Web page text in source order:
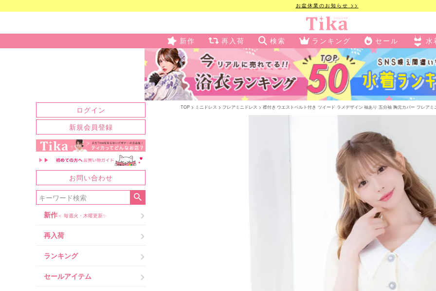
お盆休業のお知らせ >>
新作 再入荷 検索 ランキング セール 水
ログイン
新規会員登録
お問い合わせ
新作＜ 毎週火・木曜更新✨
再入荷
ランキング
セールアイテム
TOP ミニドレス フレアミニドレス 襟付き ウエストベルト付き ツイード ラメデザイン 袖あり 五分袖 胸元カバー フレア